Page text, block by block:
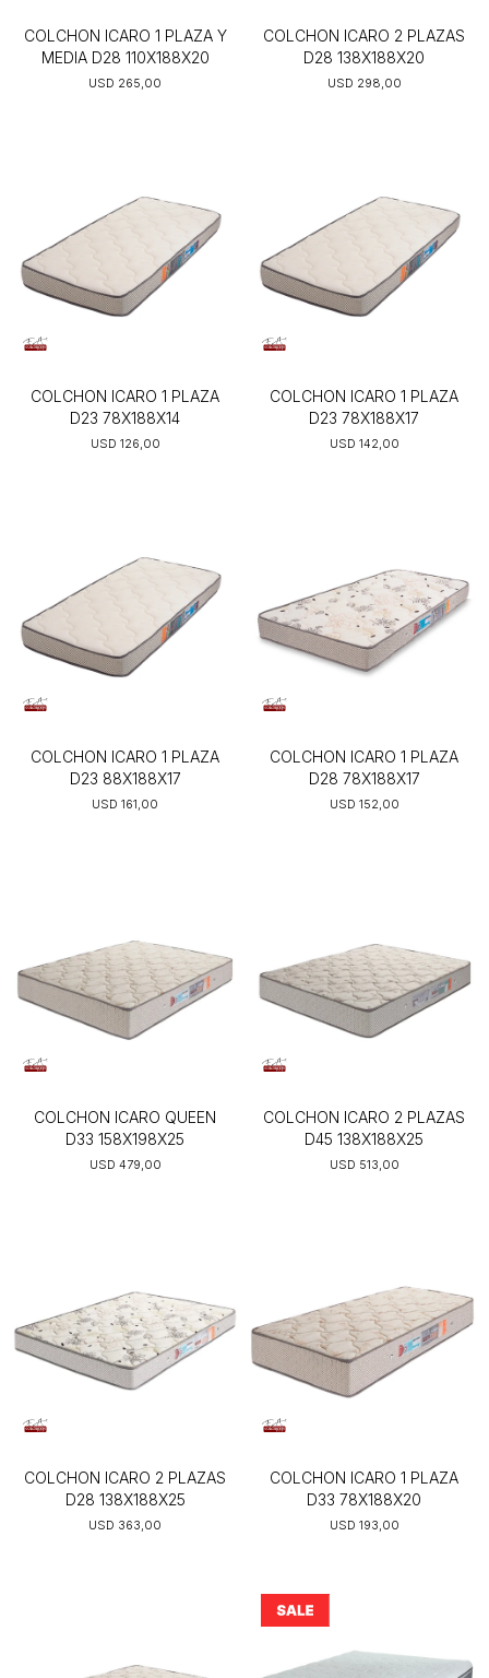
COLCHON ICARO 1 PLAZA Y
MEDIA D28 110X188X20
USD 265,00
COLCHON ICARO 2 PLAZAS
D28 138X188X20
USD 298,00
COLCHON ICARO 1 PLAZA
D23 78X188X14
USD 126,00
COLCHON ICARO 1 PLAZA
D23 78X188X17
USD 142,00
COLCHON ICARO 1 PLAZA
D23 88X188X17
USD 161,00
COLCHON ICARO 1 PLAZA
D28 78X188X17
USD 152,00
COLCHON ICARO QUEEN
D33 158X198X25
USD 479,00
COLCHON ICARO 2 PLAZAS
D45 138X188X25
USD 513,00
COLCHON ICARO 2 PLAZAS
D28 138X188X25
USD 363,00
COLCHON ICARO 1 PLAZA
D33 78X188X20
USD 193,00